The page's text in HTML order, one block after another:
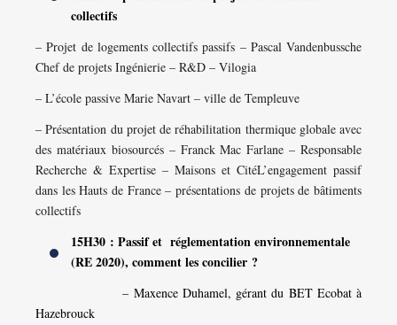
collectifs
– Projet de logements collectifs passifs – Pascal Vandenbussche
Chef de projets Ingénierie – R&D – Vilogia
– L’école passive Marie Navart – ville de Templeuve
– Présentation du projet de réhabilitation thermique globale avec
des matériaux biosourcés – Franck Mac Farlane – Responsable
Recherche & Expertise – Maisons et CitéL’engagement passif
dans les Hauts de France – présentations de projets de bâtiments
collectifs
15H30 : Passif et réglementation environnementale
(RE 2020), comment les concilier ?
– Maxence Duhamel, gérant du BET Ecobat à
Hazebrouck